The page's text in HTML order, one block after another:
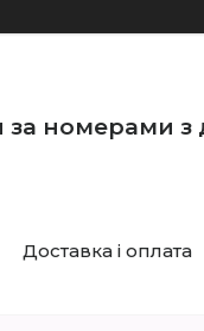
номерами з
Доставка і оплата